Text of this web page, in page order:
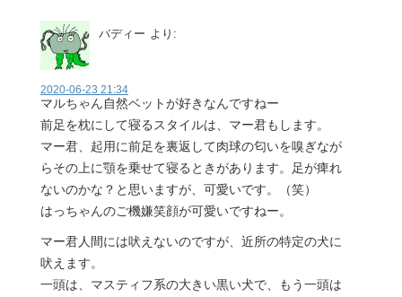
バディー より:
2020-06-23 21:34
マルちゃん自然ベットが好きなんですねー
前足を枕にして寝るスタイルは、マー君もします。
マー君、起用に前足を裏返して肉球の匂いを嗅ぎなが
らその上に顎を乗せて寝るときがあります。足が痺れ
ないのかな？と思いますが、可愛いです。（笑）
はっちゃんのご機嫌笑顔が可愛いですねー。
マー君人間には吠えないのですが、近所の特定の犬に
吠えます。
一頭は、マスティフ系の大きい黒い犬で、もう一頭は